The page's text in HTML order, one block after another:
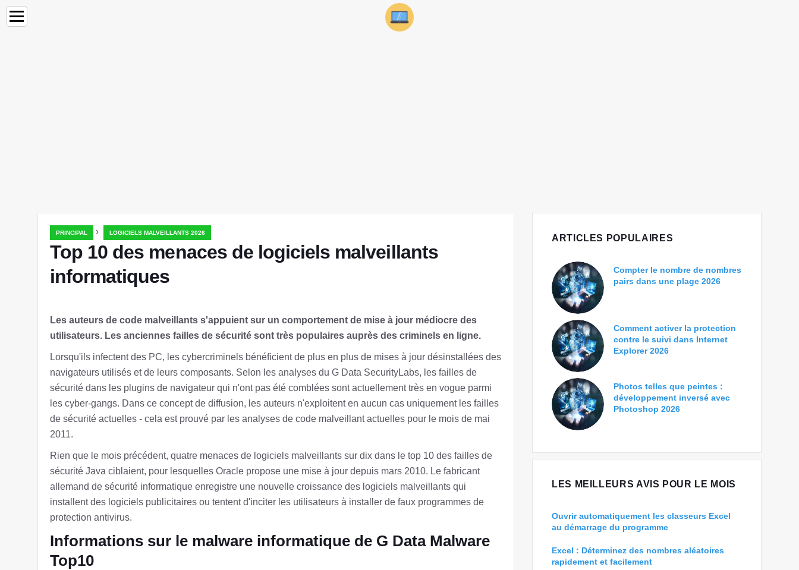
PRINCIPAL › LOGICIELS MALVEILLANTS 2026
Top 10 des menaces de logiciels malveillants
informatiques
Les auteurs de code malveillants s'appuient sur un comportement de mise à jour médiocre des
utilisateurs. Les anciennes failles de sécurité sont très populaires auprès des criminels en ligne.
Lorsqu'ils infectent des PC, les cybercriminels bénéficient de plus en plus de mises à jour désinstallées des
navigateurs utilisés et de leurs composants. Selon les analyses du G Data SecurityLabs, les failles de
sécurité dans les plugins de navigateur qui n'ont pas été comblées sont actuellement très en vogue parmi
les cyber-gangs. Dans ce concept de diffusion, les auteurs n'exploitent en aucun cas uniquement les failles
de sécurité actuelles - cela est prouvé par les analyses de code malveillant actuelles pour le mois de mai
2011.
Rien que le mois précédent, quatre menaces de logiciels malveillants sur dix dans le top 10 des failles de
sécurité Java ciblaient, pour lesquelles Oracle propose une mise à jour depuis mars 2010. Le fabricant
allemand de sécurité informatique enregistre une nouvelle croissance des logiciels malveillants qui
installent des logiciels publicitaires ou tentent d'inciter les utilisateurs à installer de faux programmes de
protection antivirus.
Informations sur le malware informatique de G Data Malware
Top10
ARTICLES POPULAIRES
Compter le nombre de nombres
pairs dans une plage 2026
Comment activer la protection
contre le suivi dans Internet
Explorer 2026
Photos telles que peintes :
développement inversé avec
Photoshop 2026
LES MEILLEURS AVIS POUR LE MOIS
Ouvrir automatiquement les classeurs Excel
au démarrage du programme
Excel : Déterminez des nombres aléatoires
rapidement et facilement